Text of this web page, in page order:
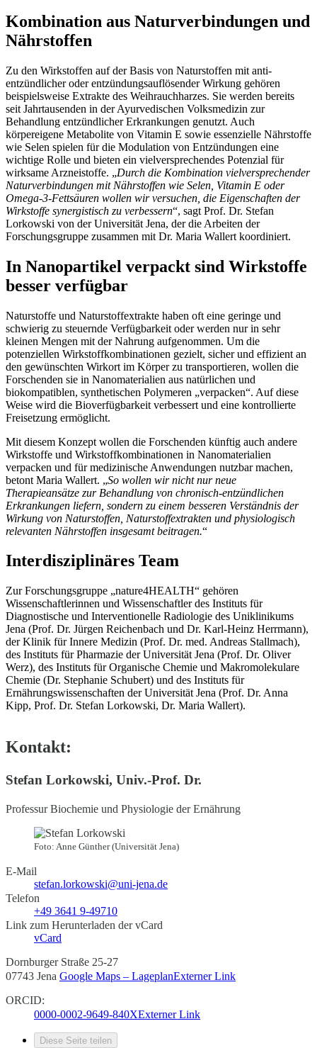
Kombination aus Naturverbindungen und
Nährstoffen
Zu den Wirkstoffen auf der Basis von Naturstoffen mit anti-
entzündlicher oder entzündungsauflösender Wirkung gehören
beispielsweise Extrakte des Weihrauchharzes. Sie werden bereits
seit Jahrtausenden in der Ayurvedischen Volksmedizin zur
Behandlung entzündlicher Erkrankungen genutzt. Auch
körpereigene Metabolite von Vitamin E sowie essenzielle Nährstoffe
wie Selen spielen für die Modulation von Entzündungen eine
wichtige Rolle und bieten ein vielversprechendes Potenzial für
wirksame Arzneistoffe. „Durch die Kombination vielversprechender
Naturverbindungen mit Nährstoffen wie Selen, Vitamin E oder
Omega-3-Fettsäuren wollen wir versuchen, die Eigenschaften der
Wirkstoffe synergistisch zu verbessern“, sagt Prof. Dr. Stefan
Lorkowski von der Universität Jena, der die Arbeiten der
Forschungsgruppe zusammen mit Dr. Maria Wallert koordiniert.
In Nanopartikel verpackt sind Wirkstoffe
besser verfügbar
Naturstoffe und Naturstoffextrakte haben oft eine geringe und
schwierig zu steuernde Verfügbarkeit oder werden nur in sehr
kleinen Mengen mit der Nahrung aufgenommen. Um die
potenziellen Wirkstoffkombinationen gezielt, sicher und effizient an
den gewünschten Wirkort im Körper zu transportieren, wollen die
Forschenden sie in Nanomaterialien aus natürlichen und
biokompatiblen, synthetischen Polymeren „verpacken“. Auf diese
Weise wird die Bioverfügbarkeit verbessert und eine kontrollierte
Freisetzung ermöglicht.
Mit diesem Konzept wollen die Forschenden künftig auch andere
Wirkstoffe und Wirkstoffkombinationen in Nanomaterialien
verpacken und für medizinische Anwendungen nutzbar machen,
betont Maria Wallert. „So wollen wir nicht nur neue
Therapieansätze zur Behandlung von chronisch-entzündlichen
Erkrankungen liefern, sondern zu einem besseren Verständnis der
Wirkung von Naturstoffen, Naturstoffextrakten und physiologisch
relevanten Nährstoffen insgesamt beitragen.“
Interdisziplinäres Team
Zur Forschungsgruppe „nature4HEALTH“ gehören
Wissenschaftlerinnen und Wissenschaftler des Instituts für
Diagnostische und Interventionelle Radiologie des Uniklinikums
Jena (Prof. Dr. Jürgen Reichenbach und Dr. Karl-Heinz Herrmann),
der Klinik für Innere Medizin (Prof. Dr. med. Andreas Stallmach),
des Instituts für Pharmazie der Universität Jena (Prof. Dr. Oliver
Werz), des Instituts für Organische Chemie und Makromolekulare
Chemie (Dr. Stephanie Schubert) und des Instituts für
Ernährungswissenschaften der Universität Jena (Prof. Dr. Anna
Kipp, Prof. Dr. Stefan Lorkowski, Dr. Maria Wallert).
Kontakt:
Stefan Lorkowski, Univ.-Prof. Dr.
Professur Biochemie und Physiologie der Ernährung
Foto: Anne Günther (Universität Jena)
E-Mail
stefan.lorkowski@uni-jena.de
Telefon
+49 3641 9-49710
Link zum Herunterladen der vCard
vCard
Dornburger Straße 25-27
07743 Jena Google Maps – LageplanExterner Link
ORCID:
0000-0002-9649-840XExterner Link
Diese Seite teilen